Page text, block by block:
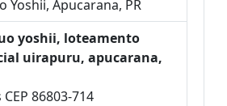
Yoshii, Apucarana, PR
yoshii, loteamento
uirapuru, apucarana,
86803-714